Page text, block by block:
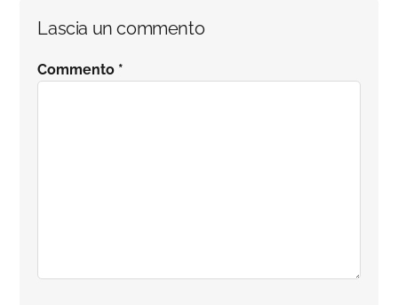
Interazioni
del
Lascia un commento
Commento *